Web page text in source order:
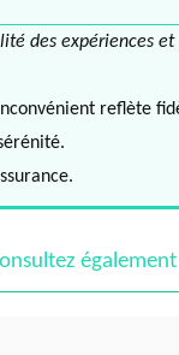
des expériences
reflète
également